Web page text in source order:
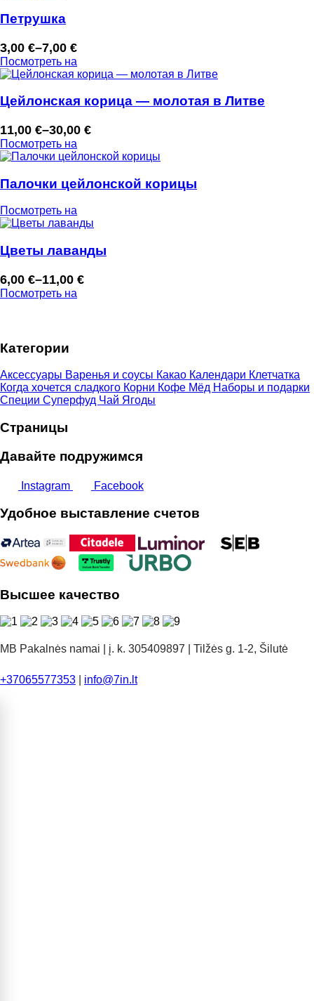
Петрушка
3,00 €–7,00 €
Диапазон
цен:
–
Посмотреть на
Цейлонская корица — молотая в Литве
11,00 €–30,00 €
Диапазон
цен:
–
Посмотреть на
Палочки цейлонской корицы
Посмотреть на
Цветы лаванды
6,00 €–11,00 €
Диапазон
цен:
11,00 €
Посмотреть на
Категории
Аксессуары Варенья и соусы Какао Календари Клетчатка
Когда хочется сладкого Корни Кофе Мёд Наборы и подарки
Специи Суперфуд Чай Ягоды
Страницы
Давайте подружимся
Instagram Facebook
Удобное выставление счетов
Высшее качество
MB Pakalnės namai | į. k. 305409897 | Tilžės g. 1-2, Šilutė
+37065577353 info@7in.lt